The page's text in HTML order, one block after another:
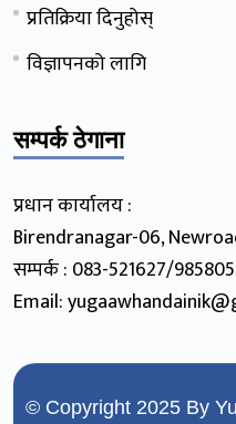
प्रतिक्रिया दिनुहोस्
विज्ञापनको लागि
सम्पर्क ठेगाना
प्रधान कार्यालय :
Birendranagar-06,
सम्पर्क : 083-521627/
Email:
© Copyright 2025 By